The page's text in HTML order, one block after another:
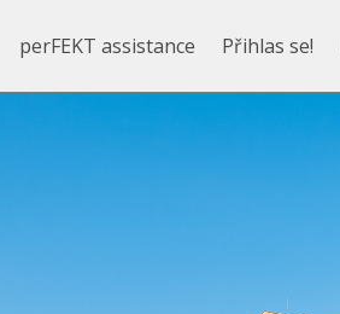
perFEKT assistance Přihlas se!